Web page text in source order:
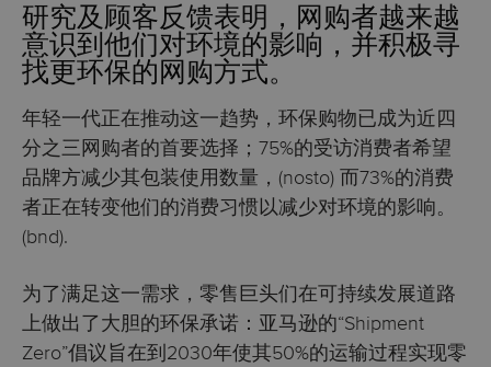
研究及顾客反馈表明，网购者越来越
意识到他们对环境的影响，并积极寻
找更环保的网购方式。
年轻一代正在推动这一趋势，环保购物已成为近四
分之三网购者的首要选择；75%的受访消费者希望
品牌方减少其包装使用数量，(nosto) 而73%的消费
者正在转变他们的消费习惯以减少对环境的影响。
(bnd).
为了满足这一需求，零售巨头们在可持续发展道路
上做出了大胆的环保承诺：亚马逊的“Shipment
Zero”倡议旨在到2030年使其50%的运输过程实现零